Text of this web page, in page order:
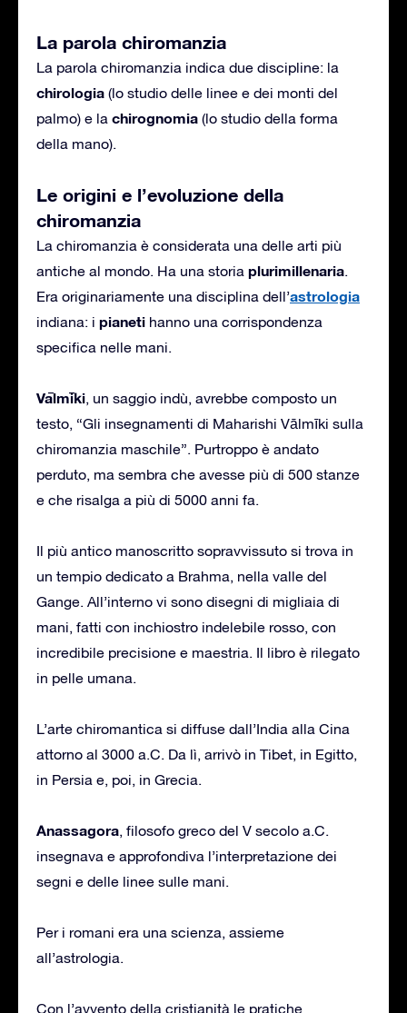
La parola chiromanzia
La parola chiromanzia indica due discipline: la
chirologia (lo studio delle linee e dei monti del
palmo) e la chirognomia (lo studio della forma
della mano).
Le origini e l’evoluzione della
chiromanzia
La chiromanzia è considerata una delle arti più
antiche al mondo. Ha una storia plurimillenaria.
Era originariamente una disciplina dell’astrologia
indiana: i pianeti hanno una corrispondenza
specifica nelle mani.
Vālmīki, un saggio indù, avrebbe composto un
testo, “Gli insegnamenti di Maharishi Vālmīki sulla
chiromanzia maschile”. Purtroppo è andato
perduto, ma sembra che avesse più di 500 stanze
e che risalga a più di 5000 anni fa.
Il più antico manoscritto sopravvissuto si trova in
un tempio dedicato a Brahma, nella valle del
Gange. All’interno vi sono disegni di migliaia di
mani, fatti con inchiostro indelebile rosso, con
incredibile precisione e maestria. Il libro è rilegato
in pelle umana.
L’arte chiromantica si diffuse dall’India alla Cina
attorno al 3000 a.C. Da lì, arrivò in Tibet, in Egitto,
in Persia e, poi, in Grecia.
Anassagora, filosofo greco del V secolo a.C.
insegnava e approfondiva l’interpretazione dei
segni e delle linee sulle mani.
Per i romani era una scienza, assieme
all’astrologia.
Con l’avvento della cristianità le pratiche